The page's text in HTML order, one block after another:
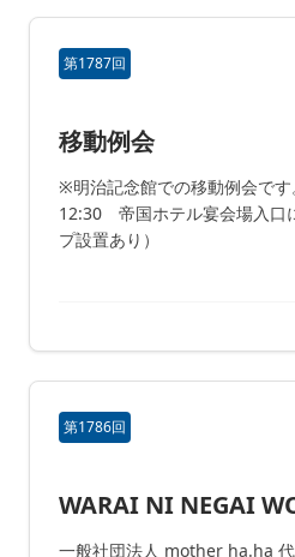
第1787回
移動例会
※明治記念館での移動例
12:30 帝国ホテル宴会場入口
プ設置あり）
第1786回
WARAI NI NEGAI
一般社団法人 mother ha.ha